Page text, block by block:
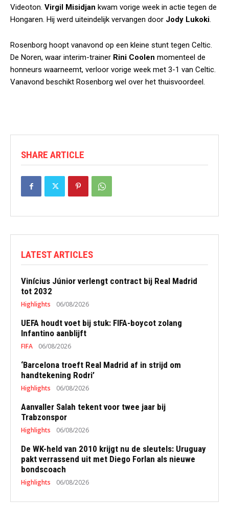
Videoton. Virgil Misidjan kwam vorige week in actie tegen de
Hongaren. Hij werd uiteindelijk vervangen door Jody Lukoki.
Rosenborg hoopt vanavond op een kleine stunt tegen Celtic.
De Noren, waar interim-trainer Rini Coolen momenteel de
honneurs waarneemt, verloor vorige week met 3-1 van Celtic.
Vanavond beschikt Rosenborg wel over het thuisvoordeel.
SHARE ARTICLE
LATEST ARTICLES
Vinícius Júnior verlengt contract bij Real Madrid
tot 2032
Highlights 06/08/2026
UEFA houdt voet bij stuk: FIFA-boycot zolang
Infantino aanblijft
FIFA 06/08/2026
‘Barcelona troeft Real Madrid af in strijd om
handtekening Rodri’
Highlights 06/08/2026
Aanvaller Salah tekent voor twee jaar bij
Trabzonspor
Highlights 06/08/2026
De WK-held van 2010 krijgt nu de sleutels: Uruguay
pakt verrassend uit met Diego Forlan als nieuwe
bondscoach
Highlights 06/08/2026